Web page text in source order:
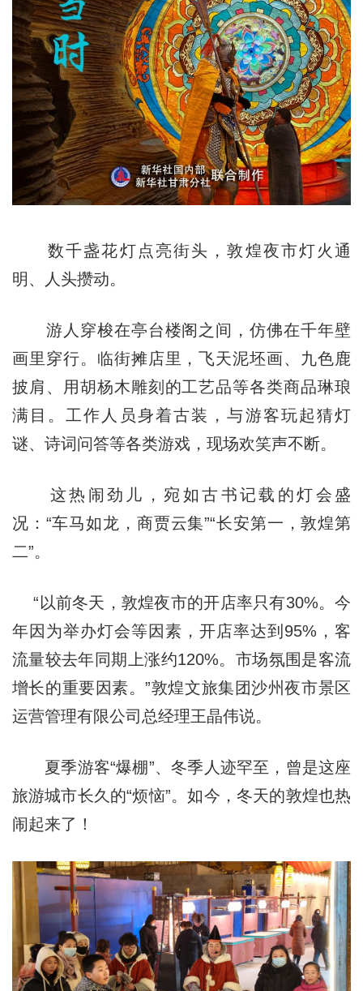
数千盏花灯点亮街头，敦煌夜市灯火通
明、人头攒动。
游人穿梭在亭台楼阁之间，仿佛在千年壁
画里穿行。临街摊店里，飞天泥坯画、九色鹿
披肩、用胡杨木雕刻的工艺品等各类商品琳琅
满目。工作人员身着古装，与游客玩起猜灯
谜、诗词问答等各类游戏，现场欢笑声不断。
这热闹劲儿，宛如古书记载的灯会盛
况：“车马如龙，商贾云集”“长安第一，敦煌第
二”。
“以前冬天，敦煌夜市的开店率只有30%。今
年因为举办灯会等因素，开店率达到95%，客
流量较去年同期上涨约120%。市场氛围是客流
增长的重要因素。”敦煌文旅集团沙州夜市景区
运营管理有限公司总经理王晶伟说。
夏季游客“爆棚”、冬季人迹罕至，曾是这座
旅游城市长久的“烦恼”。如今，冬天的敦煌也热
闹起来了！